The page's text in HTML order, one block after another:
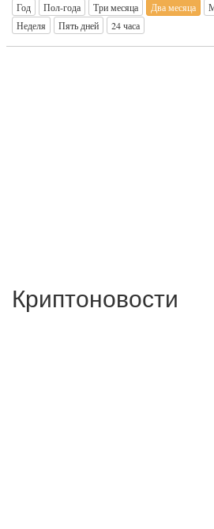
Год Пол-года Три месяца Два месяца
Неделя
Пять дней 24 часа
Криптоновости